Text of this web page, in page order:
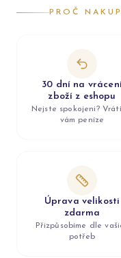
PROČ
30 dní na
zboží z eshopu
Nejste spokojeni?
vám peníze
Úprava velikosti
zdarma
Přizpůsobíme dle
potřeb